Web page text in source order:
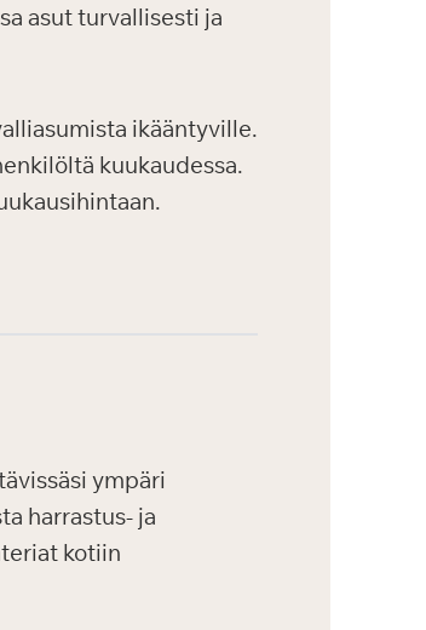
asut turvallisesti ja
ikääntyville.
kuukaudessa.
ympäri
harrastus- ja
kotiin